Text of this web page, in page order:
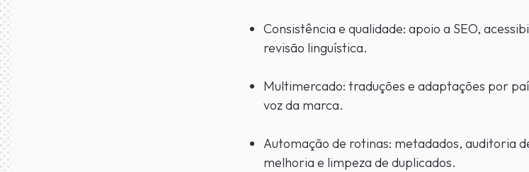
Consistência e qualidade: apoio a SEO,
revisão linguística.
Multimercado: traduções e adaptações por
voz da marca.
Automação de rotinas: metadados, auditoria
melhoria e limpeza de duplicados.